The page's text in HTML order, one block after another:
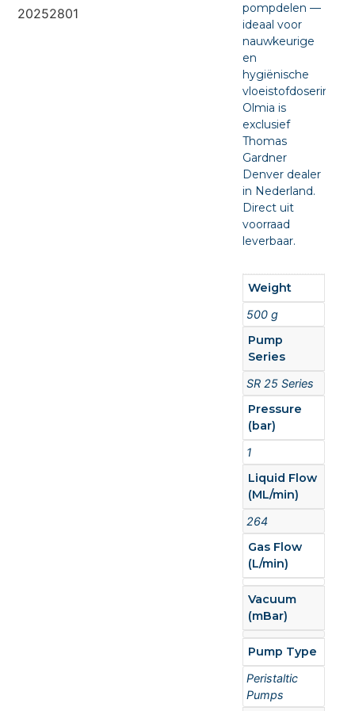
pompdelen —
ideaal voor
nauwkeurige
en
hygiënische
vloeistofdosering.
Olmia is
exclusief
Thomas
Gardner
Denver dealer
in Nederland.
Direct uit
voorraad
leverbaar.
Weight
500 g
Pump
Series
SR 25 Series
Pressure
(bar)
1
Liquid Flow
(ML/min)
264
Gas Flow
(L/min)
Vacuum
(mBar)
Pump Type
Peristaltic
Pumps